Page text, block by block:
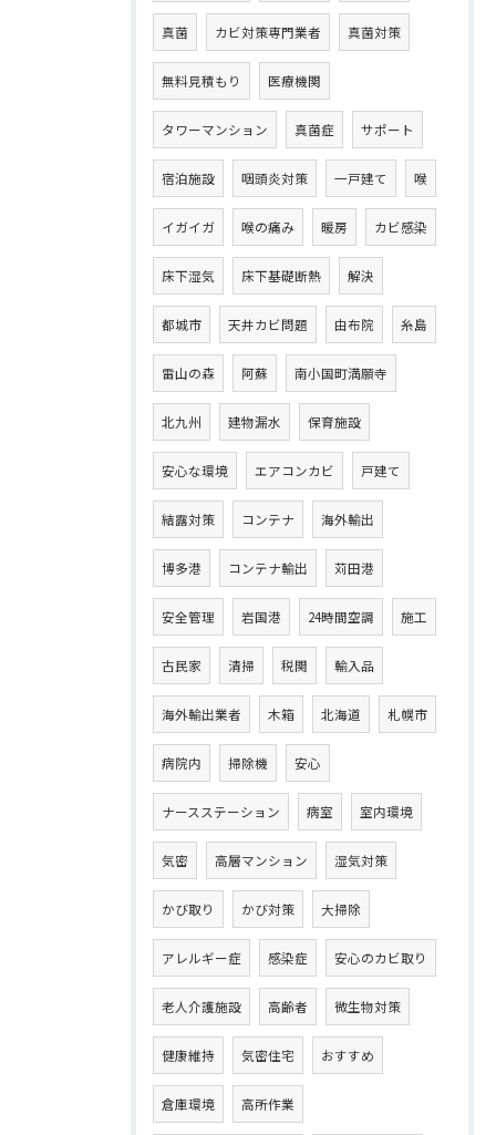
真菌 カビ対策専門業者 真菌対策
無料見積もり 医療機関
タワーマンション 真菌症 サポート
宿泊施設 咽頭炎対策 一戸建て 喉
イガイガ 喉の痛み 暖房 カビ感染
床下湿気 床下基礎断熱 解決
都城市 天井カビ問題 由布院 糸島
雷山の森 阿蘇 南小国町満願寺
北九州 建物漏水 保育施設
安心な環境 エアコンカビ 戸建て
結露対策 コンテナ 海外輸出
博多港 コンテナ輸出 苅田港
安全管理 岩国港 24時間空調 施工
古民家 清掃 税関 輸入品
海外輸出業者 木箱 北海道 札幌市
病院内 掃除機 安心
ナースステーション 病室 室内環境
気密 高層マンション 湿気対策
かび取り かび対策 大掃除
アレルギー症 感染症 安心のカビ取り
老人介護施設 高齢者 微生物対策
健康維持 気密住宅 おすすめ
倉庫環境 高所作業